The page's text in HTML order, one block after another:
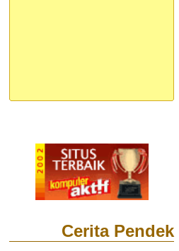
Cerita Pendek